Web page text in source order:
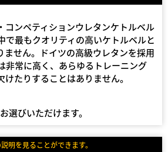
コンペティションウレタンケトルベル
で最もクオリティの高いケトルベルと
ません。ドイツの高級ウレタンを採用
非常に高く、あらゆるトレーニング
たりすることはありません。
選びいただけます。
明を見ることができます。